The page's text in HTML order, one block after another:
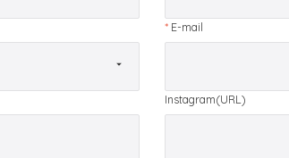
* E-mail
Instagram(URL)